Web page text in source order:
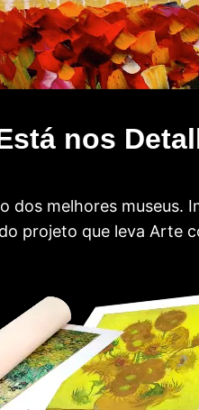
nos
melhores museus.
projeto que leva Arte